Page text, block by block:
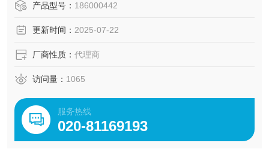
产品型号： 186000442
更新时间： 2025-07-22
厂商性质： 代理商
访问量： 1065
服务热线
020-81169193